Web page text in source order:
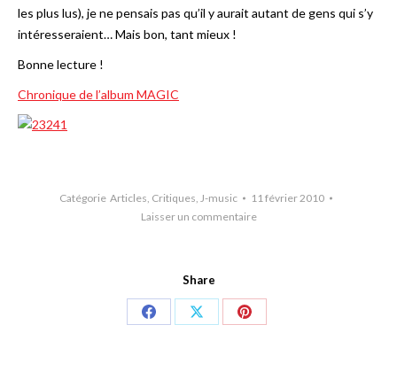
les plus lus), je ne pensais pas qu’il y aurait autant de gens qui s’y
intéresseraient… Mais bon, tant mieux !
Bonne lecture !
Chronique de l’album MAGIC
Catégorie Articles, Critiques, J-music
11 février 2010
Laisser un commentaire
Share
Share
Share
Share